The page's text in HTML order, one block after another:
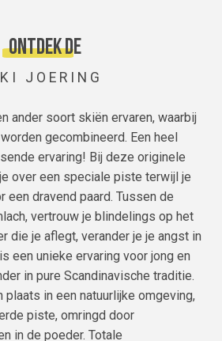
Ontdek de
JOERING
ander soort skiën ervaren, waarbij
gecombineerd. Een heel
ervaring! Bij deze originele
over een speciale piste terwijl je
een dravend paard. Tussen de
vertrouw je blindelings op het
die je aflegt, verander je je angst in
een unieke ervaring voor jong en
in pure Scandinavische traditie.
plaats in een natuurlijke omgeving,
piste, omringd door
in de poeder. Totale